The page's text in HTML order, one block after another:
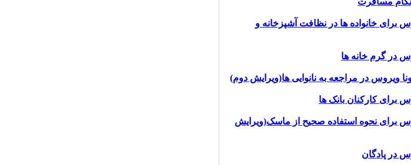
برای خانواده ها در نظافت آشپزخانه و
برای نحوه استفاده صحیح از ماسک(ویرایش